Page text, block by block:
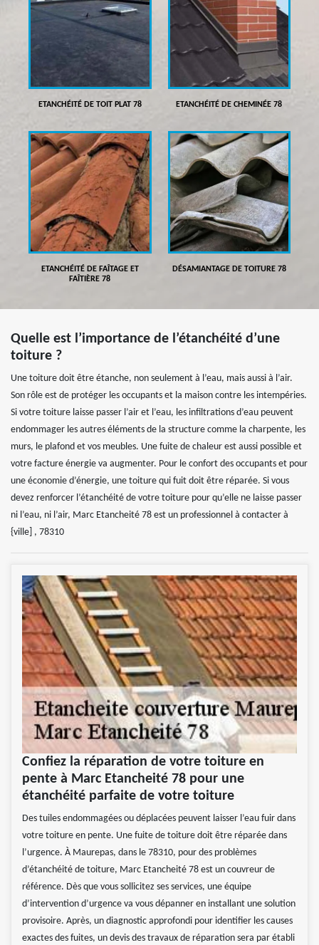
ETANCHÉITÉ DE TOIT PLAT 78 ETANCHÉITÉ DE CHEMINÉE 78
ETANCHÉITÉ DE FAÎTAGE ET
FAÎTIÈRE 78
DÉSAMIANTAGE DE TOITURE 78
Quelle est l’importance de l’étanchéité d’une
toiture ?
Une toiture doit être étanche, non seulement à l’eau, mais aussi à l’air.
Son rôle est de protéger les occupants et la maison contre les intempéries.
Si votre toiture laisse passer l’air et l’eau, les infiltrations d’eau peuvent
endommager les autres éléments de la structure comme la charpente, les
murs, le plafond et vos meubles. Une fuite de chaleur est aussi possible et
votre facture énergie va augmenter. Pour le confort des occupants et pour
une économie d’énergie, une toiture qui fuit doit être réparée. Si vous
devez renforcer l’étanchéité de votre toiture pour qu’elle ne laisse passer
ni l’eau, ni l’air, Marc Etancheité 78 est un professionnel à contacter à
{ville] , 78310
Confiez la réparation de votre toiture en
pente à Marc Etancheité 78 pour une
étanchéité parfaite de votre toiture
Des tuiles endommagées ou déplacées peuvent laisser l’eau fuir dans
votre toiture en pente. Une fuite de toiture doit être réparée dans
l’urgence. À Maurepas, dans le 78310, pour des problèmes
d’étanchéité de toiture, Marc Etancheité 78 est un couvreur de
référence. Dès que vous sollicitez ses services, une équipe
d’intervention d’urgence va vous dépanner en installant une solution
provisoire. Après, un diagnostic approfondi pour identifier les causes
exactes des fuites, un devis des travaux de réparation sera par établi